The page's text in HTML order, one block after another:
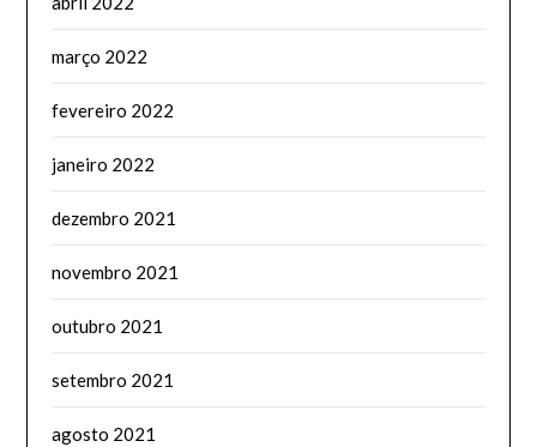
março 2022
fevereiro 2022
janeiro 2022
dezembro 2021
novembro 2021
outubro 2021
setembro 2021
agosto 2021